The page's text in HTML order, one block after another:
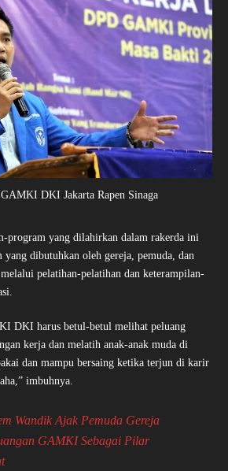
DKI Jakarta Rapen Sinaga
program yang dilahirkan dalam rakerda ini
yang dibutuhkan oleh gereja, pemuda, dan
pelatihan-pelatihan dan keterampilan-
DKI harus betul-betul melihat peluang
kerja dan melatih anak-anak muda di
dan mampu bersaing ketika terjun di karir
imbuhnya.
Wandik Ajak Pemuda Gereja
GAMKI Sebagai Pilar